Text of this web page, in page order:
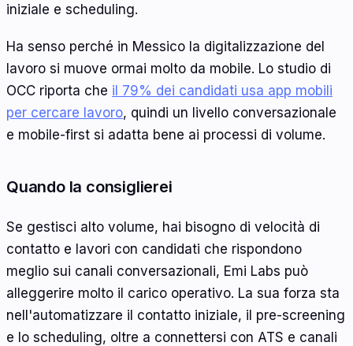
iniziale e scheduling.
Ha senso perché in Messico la digitalizzazione del
lavoro si muove ormai molto da mobile. Lo studio di
OCC riporta che il 79% dei candidati usa app mobili
per cercare lavoro, quindi un livello conversazionale
e mobile-first si adatta bene ai processi di volume.
Quando la consiglierei
Se gestisci alto volume, hai bisogno di velocità di
contatto e lavori con candidati che rispondono
meglio sui canali conversazionali, Emi Labs può
alleggerire molto il carico operativo. La sua forza sta
nell'automatizzare il contatto iniziale, il pre-screening
e lo scheduling, oltre a connettersi con ATS e canali